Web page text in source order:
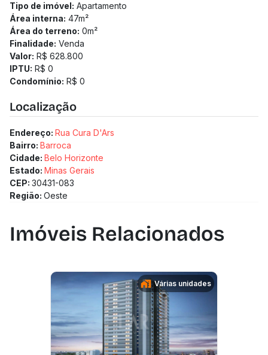
Tipo de imóvel: Apartamento
Área interna: 47m²
Área do terreno: 0m²
Finalidade: Venda
Valor: R$ 628.800
IPTU: R$ 0
Condomínio: R$ 0
Localização
Endereço: Rua Cura D'Ars
Bairro: Barroca
Cidade: Belo Horizonte
Estado: Minas Gerais
CEP: 30431-083
Região: Oeste
Imóveis Relacionados
Várias unidades